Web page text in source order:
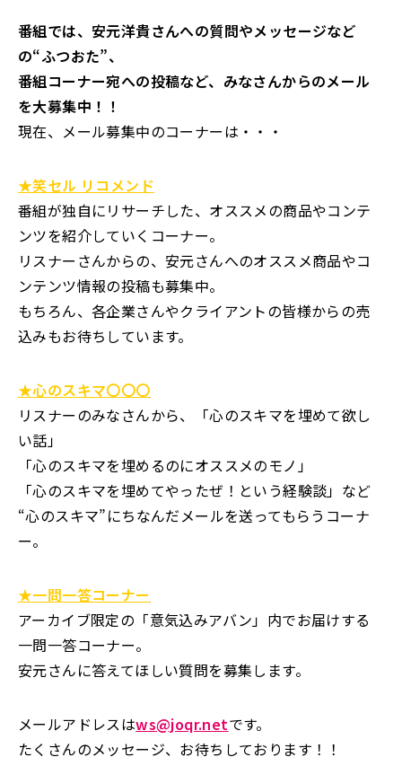
番組では、安元洋貴さんへの質問やメッセージなど
の“ふつおた”、
番組コーナー宛への投稿など、みなさんからのメール
を大募集中！！
現在、メール募集中のコーナーは・・・
★笑セル リコメンド
番組が独自にリサーチした、オススメの商品やコンテ
ンツを紹介していくコーナー。
リスナーさんからの、安元さんへのオススメ商品やコ
ンテンツ情報の投稿も募集中。
もちろん、各企業さんやクライアントの皆様からの売
込みもお待ちしています。
★心のスキマ〇〇〇
リスナーのみなさんから、「心のスキマを埋めて欲し
い話」
「心のスキマを埋めるのにオススメのモノ」
「心のスキマを埋めてやったぜ！という経験談」など
“心のスキマ”にちなんだメールを送ってもらうコーナ
ー。
★一問一答コーナー
アーカイブ限定の「意気込みアバン」内でお届けする
一問一答コーナー。
安元さんに答えてほしい質問を募集します。
メールアドレスはws@joqr.netです。
たくさんのメッセージ、お待ちしております！！